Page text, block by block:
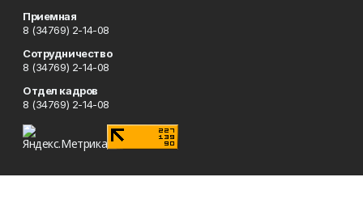
Приемная
8 (34769) 2-14-08
Сотрудничество
8 (34769) 2-14-08
Отдел кадров
8 (34769) 2-14-08